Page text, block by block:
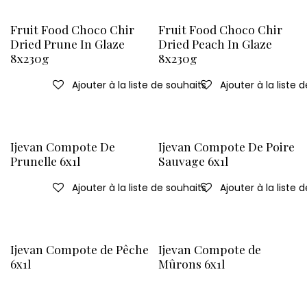
Fruit Food Choco Chir
Dried Prune In Glaze
8x230g
Ajouter à la liste de souhaits
Fruit Food Choco Chir
Dried Peach In Glaze
8x230g
Ajouter à la liste
Ijevan Compote De
Prunelle 6x1l
Ajouter à la liste de souhaits
Ijevan Compote De Poire
Sauvage 6x1l
Ajouter à la liste
Ijevan Compote de Pêche
6x1l
Ijevan Compote de
Mûrons 6x1l